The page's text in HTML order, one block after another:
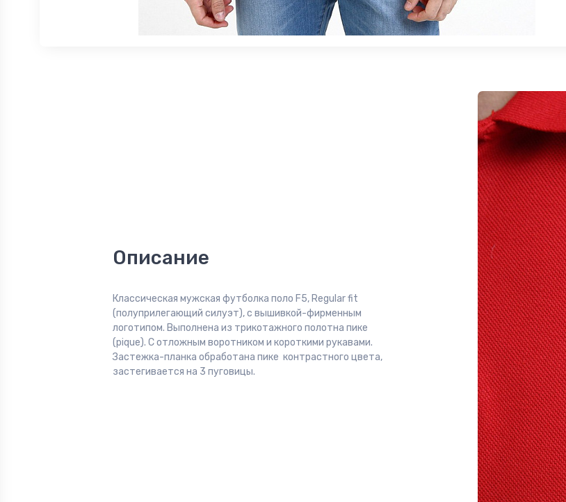
Описание
Классическая мужская футболка поло F5, Regular fit
(полуприлегающий силуэт), с вышивкой-фирменным
логотипом. Выполнена из трикотажного полотна пике
(pique). С отложным воротником и короткими рукавами.
Застежка-планка обработана пике контрастного цвета,
застегивается на 3 пуговицы.